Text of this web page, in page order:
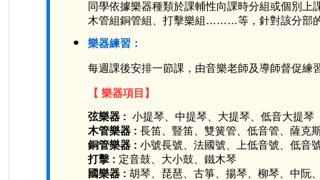
同學依據樂器種類於課輔性向課時分組或個別上
木管組銅管組、打擊樂組………等，針對該分部
●
樂器練習：
每週課後安排一節課，由音樂老師及導師督促練
【 樂器項目】
弦樂器 : 小提琴、中提琴、大提琴、低音大提琴
木管樂器 : 長笛、豎笛、雙簧管、低音管、薩克
銅管樂器 : 小號長號、法國號、上低音號、低音
打擊 : 定音鼓、大小鼓、鐵木琴
國樂器 : 胡琴、琵琶、古箏、揚琴、柳琴、中阮